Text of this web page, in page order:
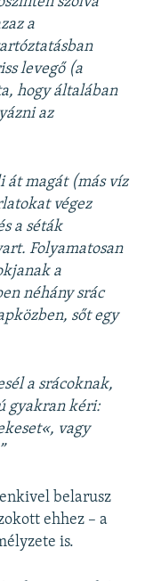
a
levegő (a
hogy általában
az
át magát (más víz
végez
a séták
Folyamatosan
a
néhány srác
sőt egy
a srácoknak,
gyakran kéri:
vagy
belarusz
ehhez – a
is.